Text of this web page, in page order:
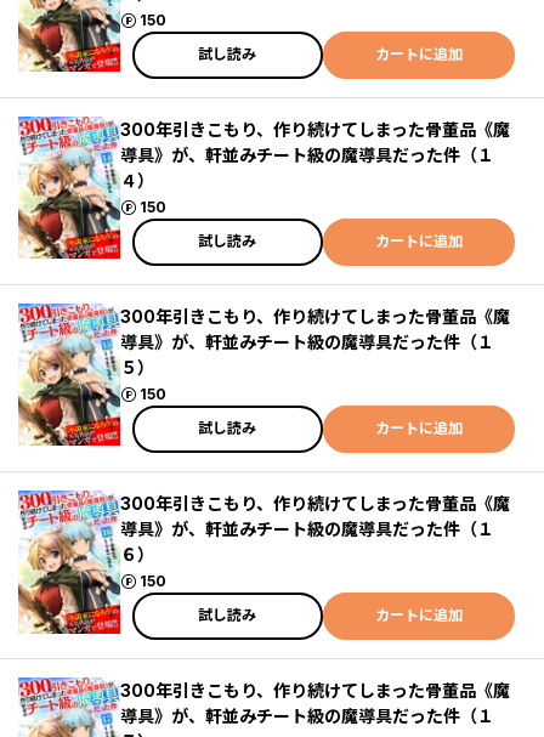
150
ポイント
試し読み
カートに追加
300年引きこもり、作り続けてしまった骨董品《魔
導具》が、軒並みチート級の魔導具だった件（１
４）
150
ポイント
試し読み
カートに追加
300年引きこもり、作り続けてしまった骨董品《魔
導具》が、軒並みチート級の魔導具だった件（１
５）
150
ポイント
試し読み
カートに追加
300年引きこもり、作り続けてしまった骨董品《魔
導具》が、軒並みチート級の魔導具だった件（１
６）
150
ポイント
試し読み
カートに追加
300年引きこもり、作り続けてしまった骨董品《魔
導具》が、軒並みチート級の魔導具だった件（１